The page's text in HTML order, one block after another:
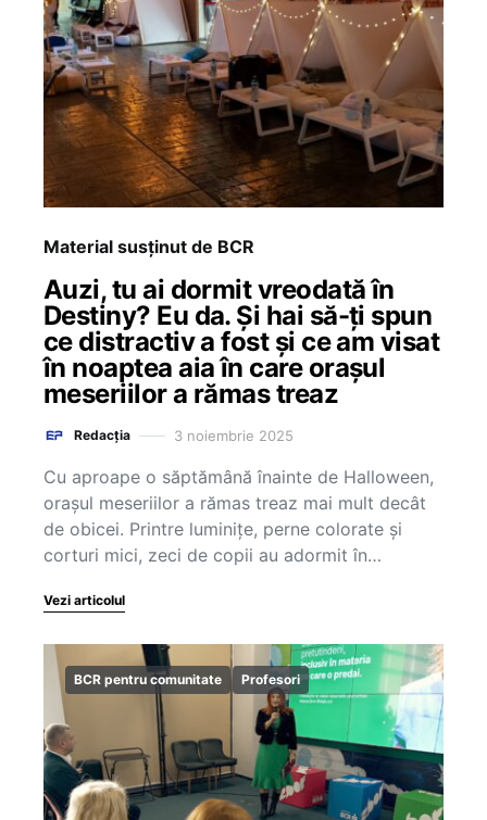
Material susținut de BCR
Auzi, tu ai dormit vreodată în
Destiny? Eu da. Și hai să-ți spun
ce distractiv a fost și ce am visat
în noaptea aia în care orașul
meseriilor a rămas treaz
Redacția 3 noiembrie 2025
Cu aproape o săptămână înainte de Halloween,
orașul meseriilor a rămas treaz mai mult decât
de obicei. Printre luminițe, perne colorate și
corturi mici, zeci de copii au adormit în…
Vezi articolul
BCR pentru comunitate Profesori